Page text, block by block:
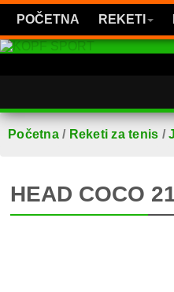
POČETNA REKETI
Početna/ Reketi za tenis /
HEAD COCO